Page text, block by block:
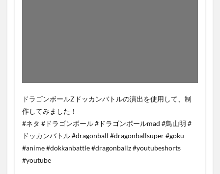
ドラゴンボールZドッカンバトルの演出を使用して、制
作してみました！
#ネタ #ドラゴンボール #ドラゴンボールmad #鳥山明 #
ドッカンバトル #dragonball #dragonballsuper #goku
#anime #dokkanbattle #dragonballz #youtubeshorts
#youtube